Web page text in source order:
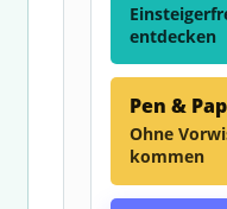
entdecken
Pen &
Ohne
kommen